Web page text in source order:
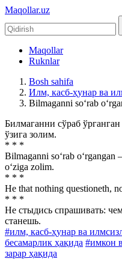
Maqollar.uz
Maqollar
Ruknlar
Bosh sahifa
Илм, касб-ҳунар ва
Bilmaganni so‘rab
Билмаганни сўраб
ўзига золим.
* * *
Bilmaganni so‘rab
o‘ziga zolim.
* * *
He that nothing questioneth,
* * *
He стыдись спрашивать:
станешь.
#илм, касб-ҳунар ва
бесамарлик ҳақида #имкон
зарар ҳақида